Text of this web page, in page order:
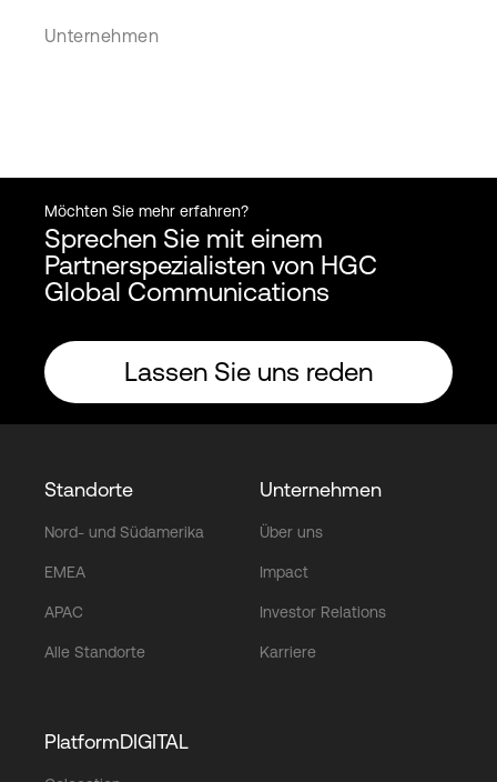
Unternehmen
Möchten Sie mehr erfahren?
Sprechen Sie mit einem
Partnerspezialisten von HGC
Global Communications
Lassen Sie uns reden
Standorte
Nord- und Südamerika
EMEA
APAC
Alle Standorte
Unternehmen
Über uns
Impact
Investor Relations
Karriere
PlatformDIGITAL